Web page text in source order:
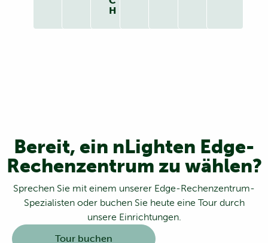
H
Bereit, ein nLighten Edge-
Rechenzentrum zu wählen?
Sprechen Sie mit einem unserer Edge-Rechenzentrum-
Spezialisten oder buchen Sie heute eine Tour durch
unsere Einrichtungen.
Tour buchen